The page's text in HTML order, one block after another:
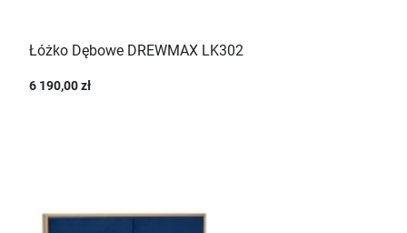
Łóżko Dębowe DREWMAX LK302
6 190,00 zł